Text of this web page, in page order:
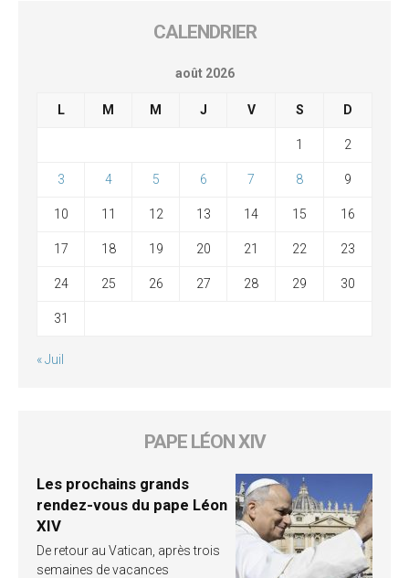
CALENDRIER
août 2026
L M M J V S D
1 2
3 4 5 6 7 8 9
10 11 12 13 14 15 16
17 18 19 20 21 22 23
24 25 26 27 28 29 30
31
« Juil
PAPE LÉON XIV
Les prochains grands
rendez-vous du pape Léon
XIV
De retour au Vatican, après trois
semaines de vacances